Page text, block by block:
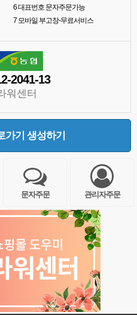
6대표번호 문자주문가능
7모바일 부고장-무료서비스
2041-13
워센터
가기 생성하기
문자주문 관리자주문